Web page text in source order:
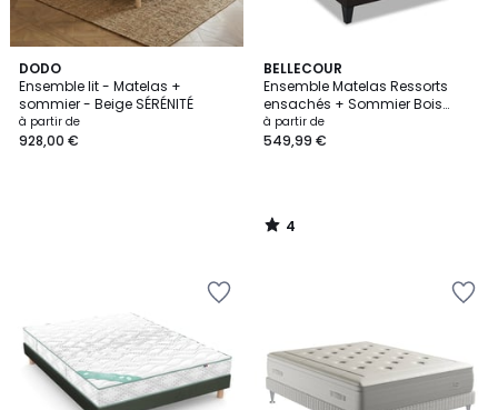
DODO
Ensemble lit - Matelas +
sommier - Beige SÉRÉNITÉ
à partir de
928,00 €
BELLECOUR
Ensemble Matelas Ressorts
ensachés + Sommier Bois
BELLEVUE
à partir de
549,99 €
4
/
5
4
/